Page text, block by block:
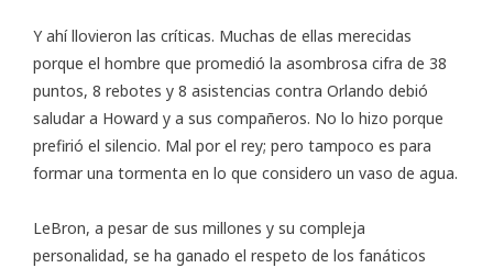
Y ahí llovieron las críticas. Muchas de ellas merecidas
porque el hombre que promedió la asombrosa cifra de 38
puntos, 8 rebotes y 8 asistencias contra Orlando debió
saludar a Howard y a sus compañeros. No lo hizo porque
prefirió el silencio. Mal por el rey; pero tampoco es para
formar una tormenta en lo que considero un vaso de agua.
LeBron, a pesar de sus millones y su compleja
personalidad, se ha ganado el respeto de los fanáticos